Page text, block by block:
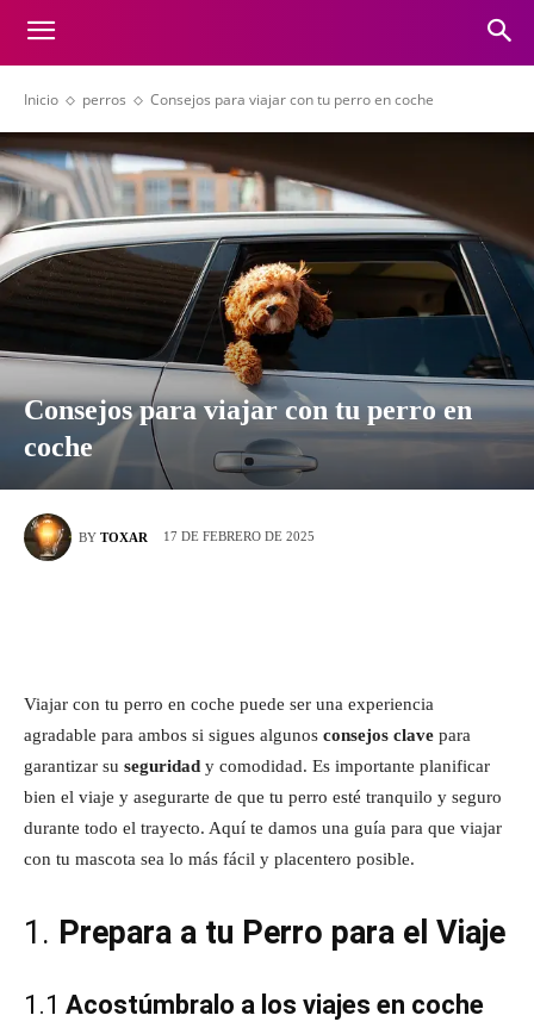
Inicio perros Consejos para viajar con tu perro en coche
Consejos para viajar con tu perro en
coche
BY TOXAR 17 DE FEBRERO DE 2025
Viajar con tu perro en coche puede ser una experiencia
agradable para ambos si sigues algunos consejos clave para
garantizar su seguridad y comodidad. Es importante planificar
bien el viaje y asegurarte de que tu perro esté tranquilo y seguro
durante todo el trayecto. Aquí te damos una guía para que viajar
con tu mascota sea lo más fácil y placentero posible.
1. Prepara a tu Perro para el Viaje
1.1 Acostúmbralo a los viajes en coche